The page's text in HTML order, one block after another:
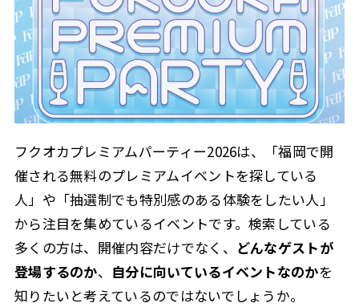
フクオカプレミアムパーティー2026は、「福岡で開
催される無料のプレミアムイベントを探している
人」や「抽選制でも特別感のある体験をしたい人」
から注目を集めているイベントです。検索している
多くの方は、開催内容だけでなく、 どんなゲストが
登場するのか、 自分に向いているイベントなのかを
知りたいと考えているのではないでしょうか。